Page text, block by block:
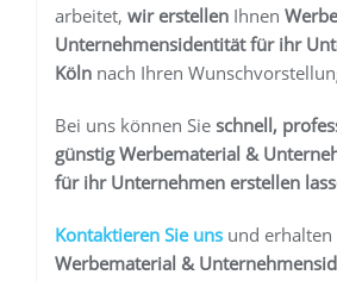
arbeitet, wir erstellen Ihnen
Unternehmensidentitätfür ihr
Köln nach Ihren
Bei uns können Sie schnell,
günstig Werbematerial &
für ihr Unternehmen erstellen
Kontaktieren Sie uns und erhalten
Werbematerial &